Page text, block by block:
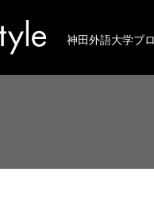
神田外語大学ブ